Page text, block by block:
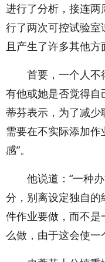
进行了分析，接连
行了两次可控试验
且产生了许多其他方
首要，一个人不
有他或她是否觉得自
蒂芬表示，为了减
需要在不实际添加作
感”。
他说道：“一种办
分，别离设定独自
件作业要做，而不
么做，由于这会使一